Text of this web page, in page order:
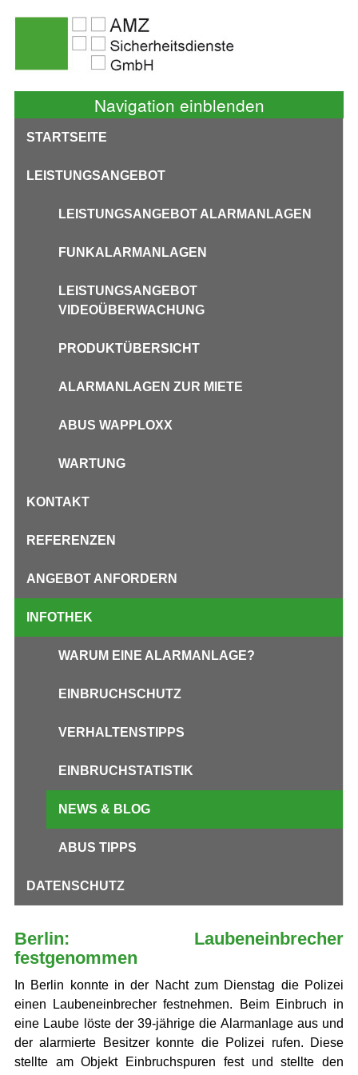
Navigation einblenden
STARTSEITE
LEISTUNGSANGEBOT
LEISTUNGSANGEBOT ALARMANLAGEN
FUNKALARMANLAGEN
LEISTUNGSANGEBOT
VIDEOÜBERWACHUNG
PRODUKTÜBERSICHT
ALARMANLAGEN ZUR MIETE
ABUS WAPPLOXX
WARTUNG
KONTAKT
REFERENZEN
ANGEBOT ANFORDERN
INFOTHEK
WARUM EINE ALARMANLAGE?
EINBRUCHSCHUTZ
VERHALTENSTIPPS
EINBRUCHSTATISTIK
NEWS & BLOG
ABUS TIPPS
DATENSCHUTZ
Berlin: Laubeneinbrecher
festgenommen
In Berlin konnte in der Nacht zum Dienstag die Polizei
einen Laubeneinbrecher festnehmen. Beim Einbruch in
eine Laube löste der 39-jährige die Alarmanlage aus und
der alarmierte Besitzer konnte die Polizei rufen. Diese
stellte am Objekt Einbruchspuren fest und stellte den